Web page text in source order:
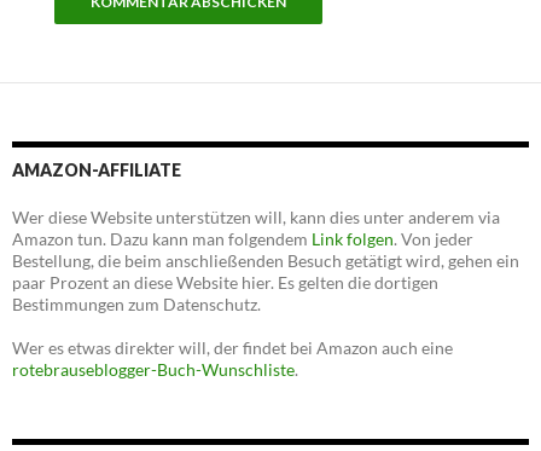
AMAZON-AFFILIATE
Wer diese Website unterstützen will, kann dies unter anderem via
Amazon tun. Dazu kann man folgendem Link folgen. Von jeder
Bestellung, die beim anschließenden Besuch getätigt wird, gehen ein
paar Prozent an diese Website hier. Es gelten die dortigen
Bestimmungen zum Datenschutz.
Wer es etwas direkter will, der findet bei Amazon auch eine
rotebrauseblogger-Buch-Wunschliste.